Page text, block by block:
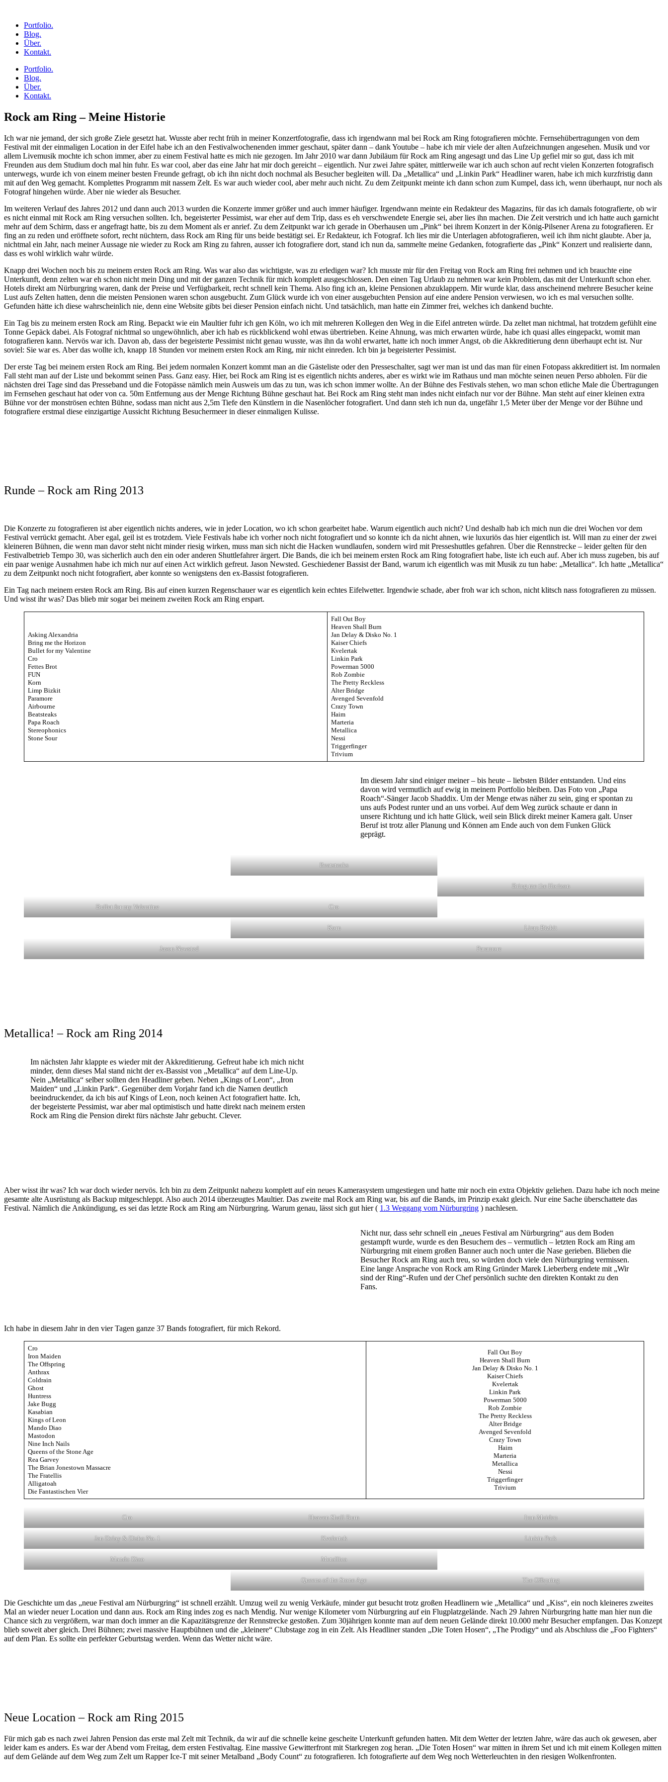
springenPortfolio.
Blog.
Über.
Kontakt.
Portfolio.
Blog.
Über.
Kontakt.
Rock am Ring – Meine Historie
Ich war nie jemand, der sich große Ziele gesetzt hat. Wusste aber recht früh in meiner Konzertfotografie, dass ich irgendwann mal bei Rock am Ring fotografieren möchte. Fernsehübertragungen von dem
Festival mit der einmaligen Location in der Eifel habe ich an den Festivalwochenenden immer geschaut, später dann – dank Youtube – habe ich mir viele der alten Aufzeichnungen angesehen. Musik und vor
allem Livemusik mochte ich schon immer, aber zu einem Festival hatte es mich nie gezogen. Im Jahr 2010 war dann Jubiläum für Rock am Ring angesagt und das Line Up gefiel mir so gut, dass ich mit
Freunden aus dem Studium doch mal hin fuhr. Es war cool, aber das eine Jahr hat mir doch gereicht – eigentlich. Nur zwei Jahre später, mittlerweile war ich auch schon auf recht vielen Konzerten fotografisch
unterwegs, wurde ich von einem meiner besten Freunde gefragt, ob ich ihn nicht doch nochmal als Besucher begleiten will. Da „Metallica“ und „Linkin Park“ Headliner waren, habe ich mich kurzfristig dann
mit auf den Weg gemacht. Komplettes Programm mit nassem Zelt. Es war auch wieder cool, aber mehr auch nicht. Zu dem Zeitpunkt meinte ich dann schon zum Kumpel, dass ich, wenn überhaupt, nur noch als
Fotograf hingehen würde. Aber nie wieder als Besucher.
Im weiteren Verlauf des Jahres 2012 und dann auch 2013 wurden die Konzerte immer größer und auch immer häufiger. Irgendwann meinte ein Redakteur des Magazins, für das ich damals fotografierte, ob wir
es nicht einmal mit Rock am Ring versuchen sollten. Ich, begeisterter Pessimist, war eher auf dem Trip, dass es eh verschwendete Energie sei, aber lies ihn machen. Die Zeit verstrich und ich hatte auch garnicht
mehr auf dem Schirm, dass er angefragt hatte, bis zu dem Moment als er anrief. Zu dem Zeitpunkt war ich gerade in Oberhausen um „Pink“ bei ihrem Konzert in der König-Pilsener Arena zu fotografieren. Er
fing an zu reden und eröffnete sofort, recht nüchtern, dass Rock am Ring für uns beide bestätigt sei. Er Redakteur, ich Fotograf. Ich lies mir die Unterlagen abfotografieren, weil ich ihm nicht glaubte. Aber ja,
nichtmal ein Jahr, nach meiner Aussage nie wieder zu Rock am Ring zu fahren, ausser ich fotografiere dort, stand ich nun da, sammelte meine Gedanken, fotografierte das „Pink“ Konzert und realisierte dann,
dass es wohl wirklich wahr würde.
Knapp drei Wochen noch bis zu meinem ersten Rock am Ring. Was war also das wichtigste, was zu erledigen war? Ich musste mir für den Freitag von Rock am Ring frei nehmen und ich brauchte eine
Unterkunft, denn zelten war eh schon nicht mein Ding und mit der ganzen Technik für mich komplett ausgeschlossen. Den einen Tag Urlaub zu nehmen war kein Problem, das mit der Unterkunft schon eher.
Hotels direkt am Nürburgring waren, dank der Preise und Verfügbarkeit, recht schnell kein Thema. Also fing ich an, kleine Pensionen abzuklappern. Mir wurde klar, dass anscheinend mehrere Besucher keine
Lust aufs Zelten hatten, denn die meisten Pensionen waren schon ausgebucht. Zum Glück wurde ich von einer ausgebuchten Pension auf eine andere Pension verwiesen, wo ich es mal versuchen sollte.
Gefunden hätte ich diese wahrscheinlich nie, denn eine Website gibts bei dieser Pension einfach nicht. Und tatsächlich, man hatte ein Zimmer frei, welches ich dankend buchte.
Ein Tag bis zu meinem ersten Rock am Ring. Bepackt wie ein Maultier fuhr ich gen Köln, wo ich mit mehreren Kollegen den Weg in die Eifel antreten würde. Da zeltet man nichtmal, hat trotzdem gefühlt eine
Tonne Gepäck dabei. Als Fotograf nichtmal so ungewöhnlich, aber ich hab es rückblickend wohl etwas übertrieben. Keine Ahnung, was mich erwarten würde, habe ich quasi alles eingepackt, womit man
fotografieren kann. Nervös war ich. Davon ab, dass der begeisterte Pessimist nicht genau wusste, was ihn da wohl erwartet, hatte ich noch immer Angst, ob die Akkreditierung denn überhaupt echt ist. Nur
soviel: Sie war es. Aber das wollte ich, knapp 18 Stunden vor meinem ersten Rock am Ring, mir nicht einreden. Ich bin ja begeisterter Pessimist.
Der erste Tag bei meinem ersten Rock am Ring. Bei jedem normalen Konzert kommt man an die Gästeliste oder den Presseschalter, sagt wer man ist und das man für einen Fotopass akkreditiert ist. Im normalen
Fall steht man auf der Liste und bekommt seinen Pass. Ganz easy. Hier, bei Rock am Ring ist es eigentlich nichts anderes, aber es wirkt wie im Rathaus und man möchte seinen neuen Perso abholen. Für die
nächsten drei Tage sind das Presseband und die Fotopässe nämlich mein Ausweis um das zu tun, was ich schon immer wollte. An der Bühne des Festivals stehen, wo man schon etliche Male die Übertragungen
im Fernsehen geschaut hat oder von ca. 50m Entfernung aus der Menge Richtung Bühne geschaut hat. Bei Rock am Ring steht man indes nicht einfach nur vor der Bühne. Man steht auf einer kleinen extra
Bühne vor der monströsen echten Bühne, sodass man nicht aus 2,5m Tiefe den Künstlern in die Nasenlöcher fotografiert. Und dann steh ich nun da, ungefähr 1,5 Meter über der Menge vor der Bühne und
fotografiere erstmal diese einzigartige Aussicht Richtung Besuchermeer in dieser einmaligen Kulisse.
Runde – Rock am Ring 2013
Die Konzerte zu fotografieren ist aber eigentlich nichts anderes, wie in jeder Location, wo ich schon gearbeitet habe. Warum eigentlich auch nicht? Und deshalb hab ich mich nun die drei Wochen vor dem
Festival verrückt gemacht. Aber egal, geil ist es trotzdem. Viele Festivals habe ich vorher noch nicht fotografiert und so konnte ich da nicht ahnen, wie luxuriös das hier eigentlich ist. Will man zu einer der zwei
kleineren Bühnen, die wenn man davor steht nicht minder riesig wirken, muss man sich nicht die Hacken wundlaufen, sondern wird mit Presseshuttles gefahren. Über die Rennstrecke – leider gelten für den
Festivalbetrieb Tempo 30, was sicherlich auch den ein oder anderen Shuttlefahrer ärgert. Die Bands, die ich bei meinem ersten Rock am Ring fotografiert habe, liste ich euch auf. Aber ich muss zugeben, bis auf
ein paar wenige Ausnahmen habe ich mich nur auf einen Act wirklich gefreut. Jason Newsted. Geschiedener Bassist der Band, warum ich eigentlich was mit Musik zu tun habe: „Metallica“. Ich hatte „Metallica“
zu dem Zeitpunkt noch nicht fotografiert, aber konnte so wenigstens den ex-Bassist fotografieren.
Ein Tag nach meinem ersten Rock am Ring. Bis auf einen kurzen Regenschauer war es eigentlich kein echtes Eifelwetter. Irgendwie schade, aber froh war ich schon, nicht klitsch nass fotografieren zu müssen.
Und wisst ihr was? Das blieb mir sogar bei meinem zweiten Rock am Ring erspart.
Asking Alexandria
Bring me the Horizon
Bullet for my Valentine
Cro
Fettes Brot
FUN
Korn
Limp Bizkit
Paramore
Airbourne
Beatsteaks
Papa Roach
Stereophonics
Stone Sour
Fall Out Boy
Heaven Shall Burn
Jan Delay & Disko No. 1
Kaiser Chiefs
Kvelertak
Linkin Park
Powerman 5000
Rob Zombie
The Pretty Reckless
Alter Bridge
Avenged Sevenfold
Crazy Town
Haim
Marteria
Metallica
Nessi
Triggerfinger
Trivium
Im diesem Jahr sind einiger meiner – bis heute – liebsten Bilder entstanden. Und eins
davon wird vermutlich auf ewig in meinem Portfolio bleiben. Das Foto von „Papa
Roach“-Sänger Jacob Shaddix. Um der Menge etwas näher zu sein, ging er spontan zu
uns aufs Podest runter und an uns vorbei. Auf dem Weg zurück schaute er dann in
unsere Richtung und ich hatte Glück, weil sein Blick direkt meiner Kamera galt. Unser
Beruf ist trotz aller Planung und Können am Ende auch von dem Funken Glück
geprägt.
Beatsteaks
Bring me the Horizon
Bullet for my Valentine Cro
Korn Limp Bizkit
Jason Newsted Paramore
Metallica! – Rock am Ring 2014
Im nächsten Jahr klappte es wieder mit der Akkreditierung. Gefreut habe ich mich nicht
minder, denn dieses Mal stand nicht der ex-Bassist von „Metallica“ auf dem Line-Up.
Nein „Metallica“ selber sollten den Headliner geben. Neben „Kings of Leon“, „Iron
Maiden“ und „Linkin Park“. Gegenüber dem Vorjahr fand ich die Namen deutlich
beeindruckender, da ich bis auf Kings of Leon, noch keinen Act fotografiert hatte. Ich,
der begeisterte Pessimist, war aber mal optimistisch und hatte direkt nach meinem ersten
Rock am Ring die Pension direkt fürs nächste Jahr gebucht. Clever.
Aber wisst ihr was? Ich war doch wieder nervös. Ich bin zu dem Zeitpunkt nahezu komplett auf ein neues Kamerasystem umgestiegen und hatte mir noch ein extra Objektiv geliehen. Dazu habe ich noch meine
gesamte alte Ausrüstung als Backup mitgeschleppt. Also auch 2014 überzeugtes Maultier. Das zweite mal Rock am Ring war, bis auf die Bands, im Prinzip exakt gleich. Nur eine Sache überschattete das
Festival. Nämlich die Ankündigung, es sei das letzte Rock am Ring am Nürburgring. Warum genau, lässt sich gut hier ( 1.3 Weggang vom Nürburgring ) nachlesen.
Nicht nur, dass sehr schnell ein „neues Festival am Nürburgring“ aus dem Boden
gestampft wurde, wurde es den Besuchern des – vermutlich – letzten Rock am Ring am
Nürburgring mit einem großen Banner auch noch unter die Nase gerieben. Blieben die
Besucher Rock am Ring auch treu, so würden doch viele den Nürburgring vermissen.
Eine lange Ansprache von Rock am Ring Gründer Marek Lieberberg endete mit „Wir
sind der Ring“-Rufen und der Chef persönlich suchte den direkten Kontakt zu den
Fans.
Ich habe in diesem Jahr in den vier Tagen ganze 37 Bands fotografiert, für mich Rekord.
Cro
Iron Maiden
The Offspring
Anthrax
Coldrain
Ghost
Huntress
Jake Bugg
Kasabian
Kings of Leon
Mando Diao
Mastodon
Nine Inch Nails
Queens of the Stone Age
Rea Garvey
The Brian Jonestown Massacre
The Fratellis
Alligatoah
Die Fantastischen Vier
Fall Out Boy
Heaven Shall Burn
Jan Delay & Disko No. 1
Kaiser Chiefs
Kvelertak
Linkin Park
Powerman 5000
Rob Zombie
The Pretty Reckless
Alter Bridge
Avenged Sevenfold
Crazy Town
Haim
Marteria
Metallica
Nessi
Triggerfinger
Trivium
Cro Heaven Shall Burn Iron Maiden
Jan Delay & Disko No. 1 Kvelertak Linkin Park
Mando Diao Metallica
Queens of the Stone Age The Offspring
Die Geschichte um das „neue Festival am Nürburgring“ ist schnell erzählt. Umzug weil zu wenig Verkäufe, minder gut besucht trotz großen Headlinern wie „Metallica“ und „Kiss“, ein noch kleineres zweites
Mal an wieder neuer Location und dann aus. Rock am Ring indes zog es nach Mendig. Nur wenige Kilometer vom Nürburgring auf ein Flugplatzgelände. Nach 29 Jahren Nürburgring hatte man hier nun die
Chance sich zu vergrößern, war man doch immer an die Kapazitätsgrenze der Rennstrecke gestoßen. Zum 30jährigen konnte man auf dem neuen Gelände direkt 10.000 mehr Besucher empfangen. Das Konzept
blieb soweit aber gleich. Drei Bühnen; zwei massive Hauptbühnen und die „kleinere“ Clubstage zog in ein Zelt. Als Headliner standen „Die Toten Hosen“, „The Prodigy“ und als Abschluss die „Foo Fighters“
auf dem Plan. Es sollte ein perfekter Geburtstag werden. Wenn das Wetter nicht wäre.
Neue Location – Rock am Ring 2015
Für mich gab es nach zwei Jahren Pension das erste mal Zelt mit Technik, da wir auf die schnelle keine gescheite Unterkunft gefunden hatten. Mit dem Wetter der letzten Jahre, wäre das auch ok gewesen, aber
leider kam es anders. Es war der Abend vom Freitag, dem ersten Festivaltag. Eine massive Gewitterfront mit Starkregen zog heran. „Die Toten Hosen“ war mitten in ihrem Set und ich mit einem Kollegen mitten
auf dem Gelände auf dem Weg zum Zelt um Rapper Ice-T mit seiner Metalband „Body Count“ zu fotografieren. Ich fotografierte auf dem Weg noch Wetterleuchten in den riesigen Wolkenfronten.